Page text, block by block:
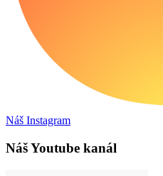
Náš Instagram
Náš Youtube kanál